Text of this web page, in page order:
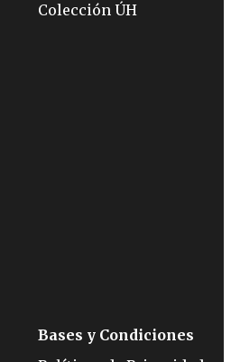
Colección ÚH
Bases y Condiciones